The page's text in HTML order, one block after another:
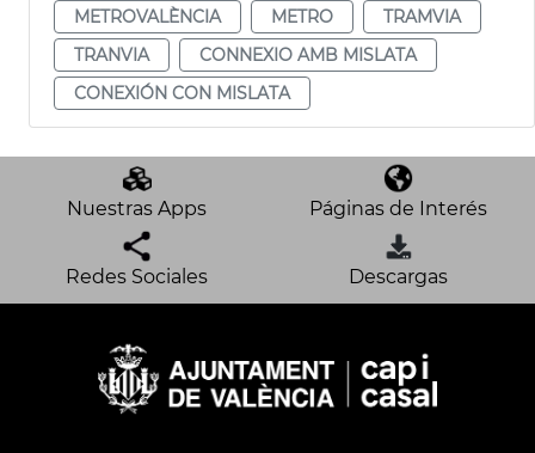
METROVALÈNCIA
METRO
TRAMVIA
TRANVIA
CONNEXIO AMB MISLATA
CONEXIÓN CON MISLATA
Nuestras Apps Páginas de Interés
Redes Sociales Descargas